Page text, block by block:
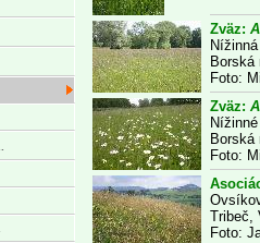
Zväz:
Foto:
Zväz:
Foto:
Tribeč,
Foto: